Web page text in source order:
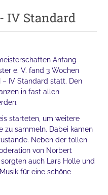
IV Standard
Anfang
e. V. fand 3 Wochen
IV Standard statt. Den
in fast allen
starteten, um weitere
zu sammeln. Dabei kamen
Neben der tollen
von Norbert
auch Lars Holle und
für eine schöne